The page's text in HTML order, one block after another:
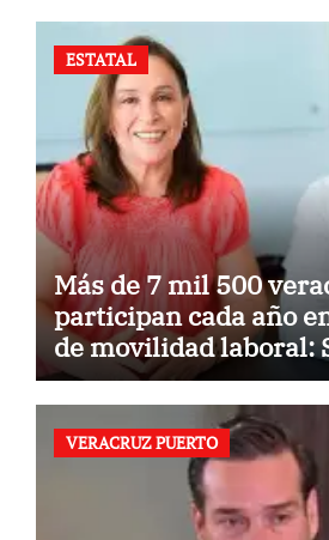
ESTATAL
Más de 7 mil 500
participan cada año
de movilidad laboral:
VERACRUZ PUERTO